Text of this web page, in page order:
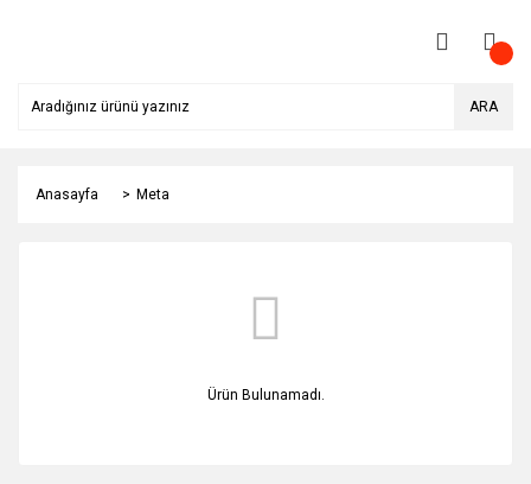
ARA
Anasayfa Meta
Ürün Bulunamadı.